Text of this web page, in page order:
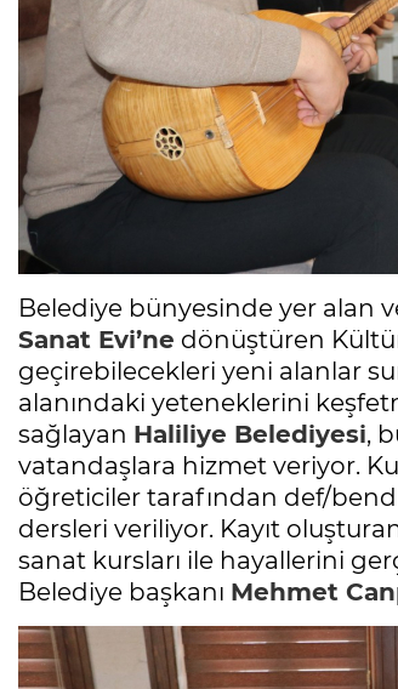
Belediye bünyesinde yer alan
Sanat Evi’ne dönüştüren
geçirebilecekleri yeni alanlar
alanındaki yeteneklerini
sağlayan Haliliye Belediyesi,
vatandaşlara hizmet veriyor.
öğreticiler tarafından def/
dersleri veriliyor. Kayıt
sanat kursları ile hayallerini
Belediye başkanı Mehmet